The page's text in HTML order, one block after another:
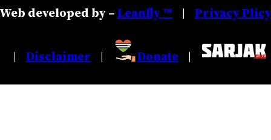
Web developed by –Leanfly ™ | Privacy Plicy
| Disclaimer | Donate |